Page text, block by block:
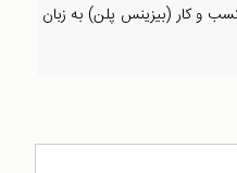
و کار (بیزینس پلن) به زبان